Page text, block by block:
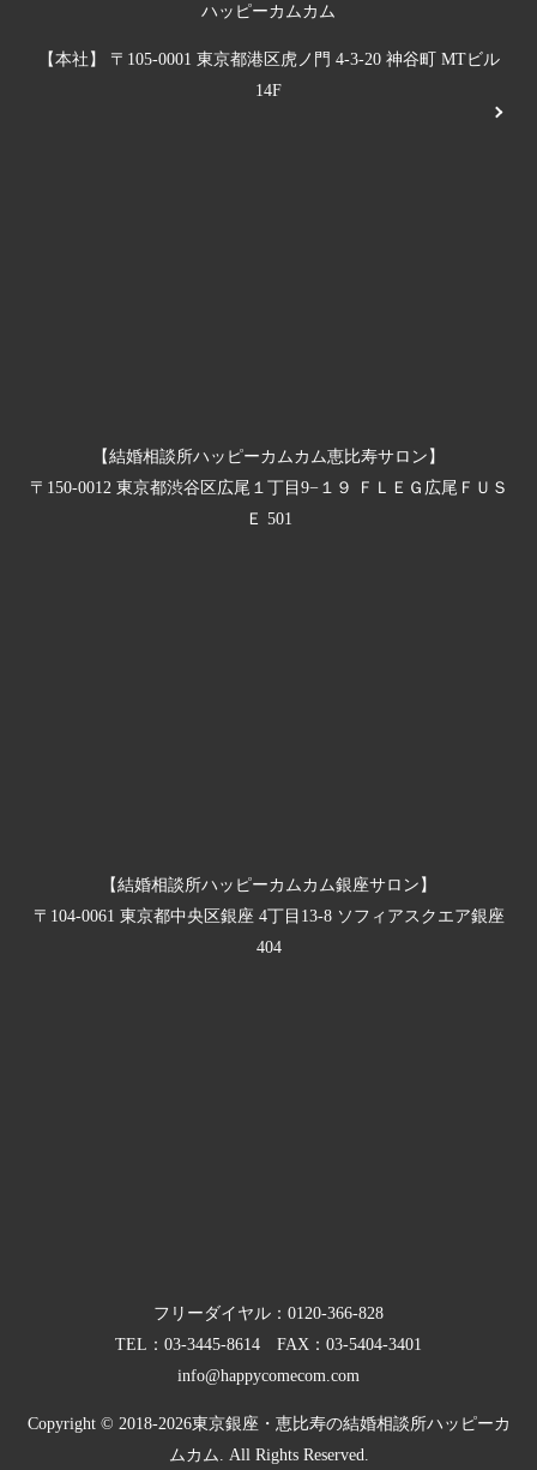
ハッピーカムカム
【本社】 〒105-0001 東京都港区虎ノ門 4-3-20 神谷町 MTビル
14F
【結婚相談所ハッピーカムカム恵比寿サロン】
〒150-0012 東京都渋谷区広尾１丁目9−１９ ＦＬＥＧ広尾ＦＵＳ
Ｅ 501
【結婚相談所ハッピーカムカム銀座サロン】
〒104-0061 東京都中央区銀座 4丁目13-8 ソフィアスクエア銀座
404
フリーダイヤル： 0120-366-828
TEL： 03-3445-8614 FAX：03-5404-3401
info@happycomecom.com
Copyright © 2018-2026東京銀座・恵比寿の結婚相談所ハッピーカ
ムカム.
All Rights Reserved.